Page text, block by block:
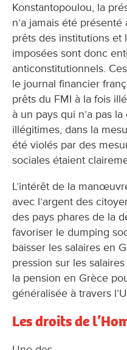
Konstantopoulou, la
n’a jamais été
prêts des institutions et
imposées sont donc
anticonstitutionnels.
le journal financier
prêts du FMI à la fois
à un pays qui n’a pas
illégitimes, dans la
été violés par des
sociales étaient
L’intérêt de la
avec l’argent des
des pays phares de la
favoriser le dumping
baisser les salaires en
pression sur les
la pension en Grèce
généralisée à travers
Les droits de